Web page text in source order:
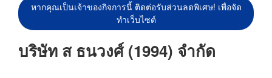
หากคุณเป็นเจ้าของกิจการนี้ ติดต่อรับส่วนลดพิเศษ! เพื่อจัด
ทำเว็บไซต์
บริษัท ส ธนวงศ์ (1994) จำกัด